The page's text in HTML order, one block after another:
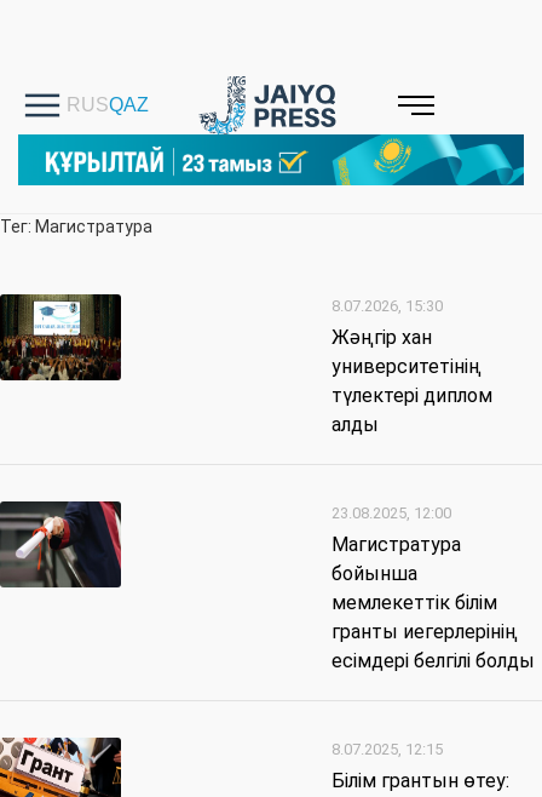
Тег: Магистратура
8.07.2026, 15:30
Жәңгір хан
университетінің
түлектері диплом
алды
23.08.2025, 12:00
Магистратура
бойынша
мемлекеттік білім
гранты иегерлерінің
есімдері белгілі болды
8.07.2025, 12:15
Білім грантын өтеу: